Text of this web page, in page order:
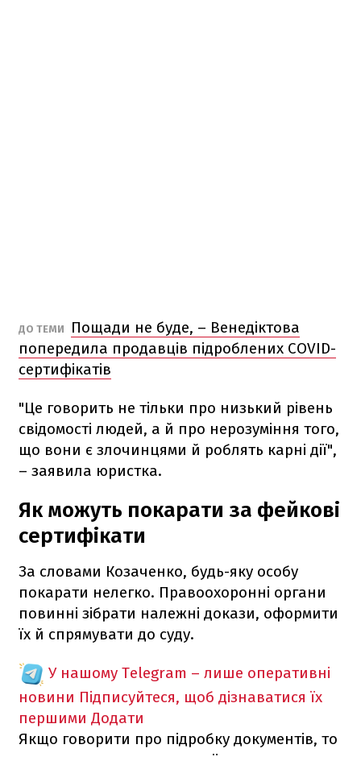
ДО ТЕМИ
Пощади не буде, – Венедіктова
попередила продавців підроблених COVID-
сертифікатів
"Це говорить не тільки про низький рівень
свідомості людей, а й про нерозуміння того,
що вони є злочинцями й роблять карні дії",
– заявила юристка.
Як можуть покарати за фейкові
сертифікати
За словами Козаченко, будь-яку особу
покарати нелегко. Правоохоронні органи
повинні зібрати належні докази, оформити
їх й спрямувати до суду.
У нашому Telegram – лише оперативні
новини Підписуйтеся, щоб дізнаватися їх
першими Додати
Якщо говорити про підробку документів, то